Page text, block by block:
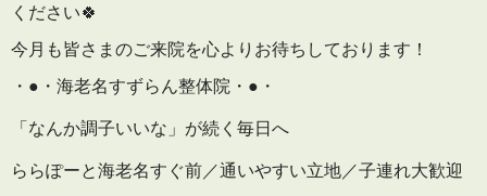
ください🍀
今月も皆さまのご来院を心よりお待ちしております！
・●・海老名すずらん整体院・●・
「なんか調子いいな」が続く毎日へ
ららぽーと海老名すぐ前／通いやすい立地／子連れ大歓迎